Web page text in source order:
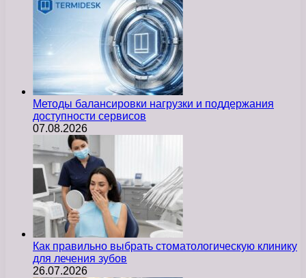
Методы балансировки нагрузки и поддержания
доступности сервисов
07.08.2026
Как правильно выбрать стоматологическую клинику
для лечения зубов
26.07.2026